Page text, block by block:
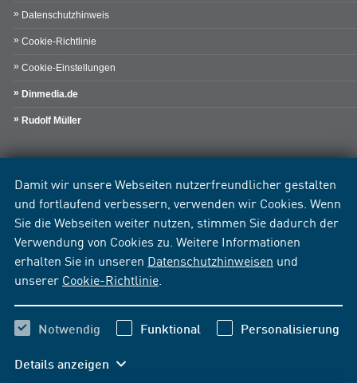
Damit wir unsere Webseiten nutzerfreundlicher gestalten
und fortlaufend verbessern, verwenden wir Cookies. Wenn
Sie die Webseiten weiter nutzen, stimmen Sie dadurch der
Verwendung von Cookies zu. Weitere Informationen
erhalten Sie in unseren Datenschutzhinweisen und
unserer Cookie-Richtlinie
Notwendig Funktional Personalisierung
Details anzeigen
Datenschutzhinweis
Cookie-Richtlinie
Cookie-Einstellungen
Dinmedia.de
Rudolf Müller